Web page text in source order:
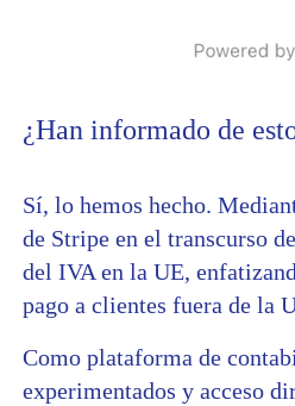
¿Han informado de
Sí, lo hemos hecho.
de Stripe en el transcurso
del IVA en la UE,
pago a clientes fuera de la
Como plataforma de
experimentados y acceso